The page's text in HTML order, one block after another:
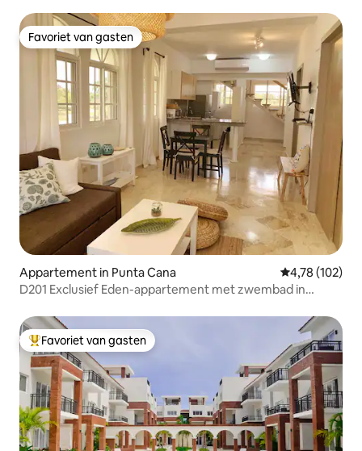
Favoriet van gasten
Favoriet van gasten
Appartement in Punta Cana Gemiddelde
4,78 (102)
D201 Exclusief Eden-appartement met zwembad in
Topfavoriet van gasten
Favoriet van gasten